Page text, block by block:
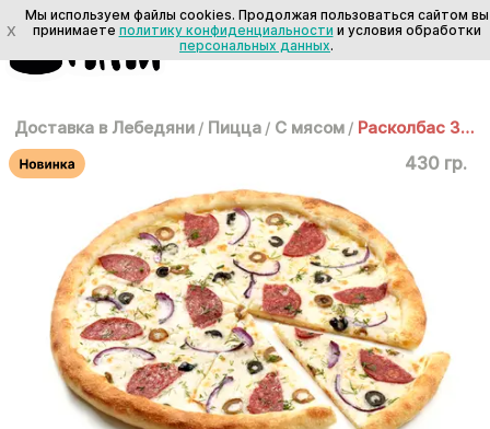
Доставка в Лебедяни / Пицца / С мясом / Расколбас 30 см
430 гр.
X
Мы используем файлы cookies. Продолжая пользоваться сайтом вы
принимаете политику конфиденциальности и условия обработки
персональных данных.